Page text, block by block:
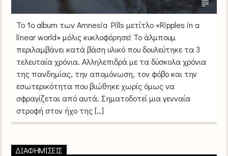
Το 1ο album των Amnesia Pills μετίτλο «Ripples in a
linear world» μόλις κυκλοφόρησε! Το άλμπουμ
περιλαμβάνει κατά βάση υλικό που δουλεύτηκε τα 3
τελευταία χρόνια. Αλληλεπιδρά με τα δύσκολα χρόνια
της πανδημίας, την απομόνωση, τον φόβο και την
εσωτερικότητα που βιώθηκε χωρίς όμως να
σφραγίζεται από αυτά. Σηματοδοτεί μια γενναία
στροφή στον ήχο της […]
ΔΙΑΦΗΜΙΣΕΙΣ